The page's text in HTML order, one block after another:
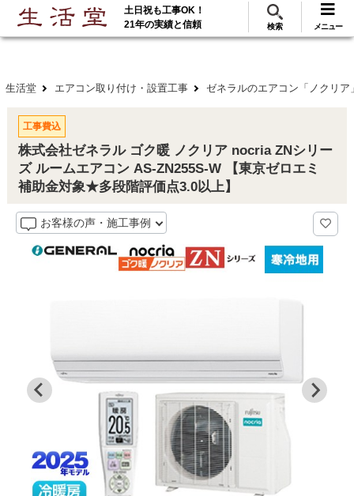
ご利用 288万･工事実績117万件! 無料見積
土日祝も工事OK！
21年の実績と信頼
検索 メニュー
生活堂 エアコン取り付け・設置工事 ゼネラルのエアコン「ノクリア
工事費込
株式会社ゼネラル ゴク暖 ノクリア nocria ZNシリー
ズ ルームエアコン AS-ZN255S-W 【東京ゼロエミ
補助金対象★多段階評価点3.0以上】
お客様の声・施工事例